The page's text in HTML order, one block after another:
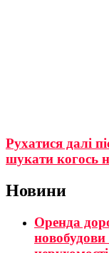
Рухатися далі
шукати когось
Новини
Оренда